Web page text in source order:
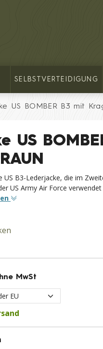
SELBSTVERTEIDIGUNG
US BOMBER B3 mit
US
US B3-Lederjacke, die im
US Army Air Force
MwSt